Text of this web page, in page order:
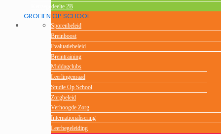
Keuzegedeelte 2B
GROEIEN OP SCHOOL
Sporenbeleid
Breinboost
Evaluatiebeleid
Breintraining
Middagclubs
Leerlingenraad
Studie Op School
Zorgbeleid
Verhoogde Zorg
Internationalisering
Leerbegeleiding